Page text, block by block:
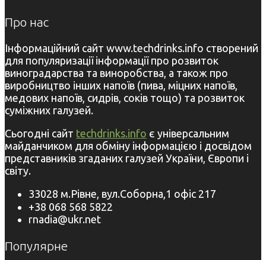
Про нас
Інформаційний сайт www.techdrinks.info створений
для популяризації інформації про розвиток
виноградарства та виноробства, а також про
виробництво інших напоїв (пива, міцних напоїв,
медових напоїв, сидрів, соків тощо) та розвиток
суміжних галузей.
Сьогодні сайт techdrinks.info є універсальним
майданчиком для обміну інформацією і досвідом
представників згаданих галузей України, Європи і
світу.
33028 м.Рівне, вул.Соборна,1 офіс 217
+38 068 568 5822
rnadia@ukr.net
Популярне